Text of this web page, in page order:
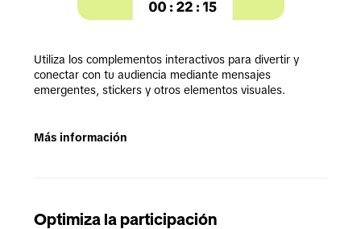
Utiliza los complementos interactivos para divertir y
conectar con tu audiencia mediante mensajes
emergentes, stickers y otros elementos visuales.
Más información
Optimiza la participación